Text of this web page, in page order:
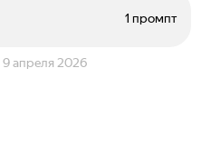
1 промпт
9 апреля 2026